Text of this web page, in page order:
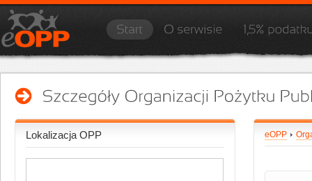
Lokalizacja OPP eOPP